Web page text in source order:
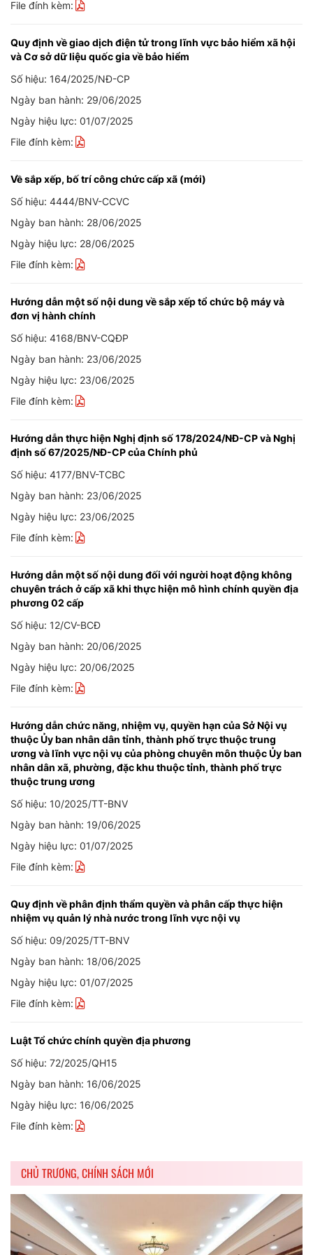
File đính kèm:
Quy định về giao dịch điện tử trong lĩnh vực bảo hiểm xã hội
và Cơ sở dữ liệu quốc gia về bảo hiểm
Số hiệu: 164/2025/NĐ-CP
Ngày ban hành: 29/06/2025
Ngày hiệu lực: 01/07/2025
File đính kèm:
Về sắp xếp, bố trí công chức cấp xã (mới)
Số hiệu: 4444/BNV-CCVC
Ngày ban hành: 28/06/2025
Ngày hiệu lực: 28/06/2025
File đính kèm:
Hướng dẫn một số nội dung về sắp xếp tổ chức bộ máy và
đơn vị hành chính
Số hiệu: 4168/BNV-CQĐP
Ngày ban hành: 23/06/2025
Ngày hiệu lực: 23/06/2025
File đính kèm:
Hướng dẫn thực hiện Nghị định số 178/2024/NĐ-CP và Nghị
định số 67/2025/NĐ-CP của Chính phủ
Số hiệu: 4177/BNV-TCBC
Ngày ban hành: 23/06/2025
Ngày hiệu lực: 23/06/2025
File đính kèm:
Hướng dẫn một số nội dung đối với người hoạt động không
chuyên trách ở cấp xã khi thực hiện mô hình chính quyền địa
phương 02 cấp
Số hiệu: 12/CV-BCĐ
Ngày ban hành: 20/06/2025
Ngày hiệu lực: 20/06/2025
File đính kèm:
Hướng dẫn chức năng, nhiệm vụ, quyền hạn của Sở Nội vụ
thuộc Ủy ban nhân dân tỉnh, thành phố trực thuộc trung
ương và lĩnh vực nội vụ của phòng chuyên môn thuộc Ủy ban
nhân dân xã, phường, đặc khu thuộc tỉnh, thành phố trực
thuộc trung ương
Số hiệu: 10/2025/TT-BNV
Ngày ban hành: 19/06/2025
Ngày hiệu lực: 01/07/2025
File đính kèm:
Quy định về phân định thẩm quyền và phân cấp thực hiện
nhiệm vụ quản lý nhà nước trong lĩnh vực nội vụ
Số hiệu: 09/2025/TT-BNV
Ngày ban hành: 18/06/2025
Ngày hiệu lực: 01/07/2025
File đính kèm:
Luật Tổ chức chính quyền địa phương
Số hiệu: 72/2025/QH15
Ngày ban hành: 16/06/2025
Ngày hiệu lực: 16/06/2025
File đính kèm:
CHỦ TRƯƠNG, CHÍNH SÁCH MỚI